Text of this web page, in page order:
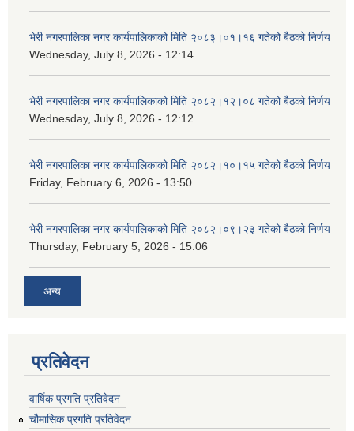
भेरी नगरपालिका नगर कार्यपालिकाको मिति २०८३।०१।१६ गतेको बैठको निर्णय
Wednesday, July 8, 2026 - 12:14
भेरी नगरपालिका नगर कार्यपालिकाको मिति २०८२।१२।०८ गतेको बैठको निर्णय
Wednesday, July 8, 2026 - 12:12
भेरी नगरपालिका नगर कार्यपालिकाको मिति २०८२।१०।१५ गतेको बैठको निर्णय
Friday, February 6, 2026 - 13:50
भेरी नगरपालिका नगर कार्यपालिकाको मिति २०८२।०९।२३ गतेको बैठको निर्णय
Thursday, February 5, 2026 - 15:06
अन्य
प्रतिवेदन
वार्षिक प्रगति प्रतिवेदन
चौमासिक प्रगति प्रतिवेदन